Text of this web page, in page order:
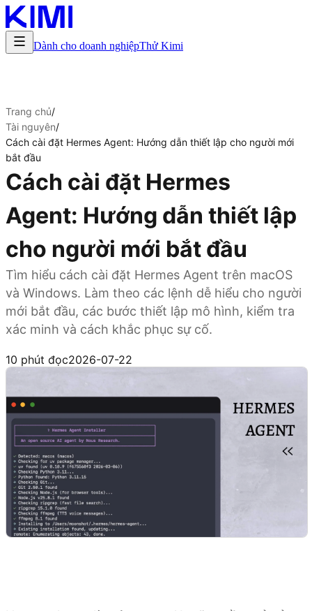
Dành cho doanh nghiệpThử Kimi
Trang chủ/
Tài nguyên/
Cách cài đặt Hermes Agent: Hướng dẫn thiết lập cho người mới
bắt đầu
Cách cài đặt Hermes
Agent: Hướng dẫn thiết lập
cho người mới bắt đầu
Tìm hiểu cách cài đặt Hermes Agent trên macOS
và Windows. Làm theo các lệnh dễ hiểu cho người
mới bắt đầu, các bước thiết lập mô hình, kiểm tra
xác minh và cách khắc phục sự cố.
10 phút đọc2026-07-22